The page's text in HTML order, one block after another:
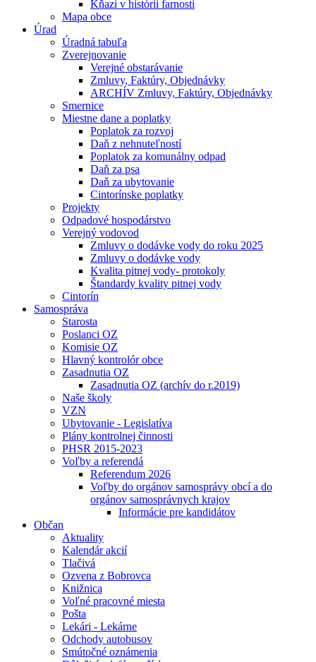
Kňazi v histórii farnosti
Mapa obce
Úrad
Úradná tabuľa
Zverejnovanie
Verejné obstarávanie
Zmluvy, Faktúry, Objednávky
ARCHÍV Zmluvy, Faktúry, Objednávky
Smernice
Miestne dane a poplatky
Poplatok za rozvoj
Daň z nehnuteľností
Poplatok za komunálny odpad
Daň za psa
Daň za ubytovanie
Cintorínske poplatky
Projekty
Odpadové hospodárstvo
Verejný vodovod
Zmluvy o dodávke vody do roku 2025
Zmluvy o dodávke vody
Kvalita pitnej vody- protokoly
Štandardy kvality pitnej vody
Cintorín
Samospráva
Starosta
Poslanci OZ
Komisie OZ
Hlavný kontrolór obce
Zasadnutia OZ
Zasadnutia OZ (archív do r.2019)
Naše školy
VZN
Ubytovanie - Legislatíva
Plány kontrolnej činnosti
PHSR 2015-2023
Voľby a referendá
Referendum 2026
Voľby do orgánov samosprávy obcí a do
orgánov samosprávnych krajov
Informácie pre kandidátov
Občan
Aktuality
Kalendár akcií
Tlačivá
Ozvena z Bobrovca
Knižnica
Voľné pracovné miesta
Pošta
Lekári - Lekárne
Odchody autobusov
Smútočné oznámenia